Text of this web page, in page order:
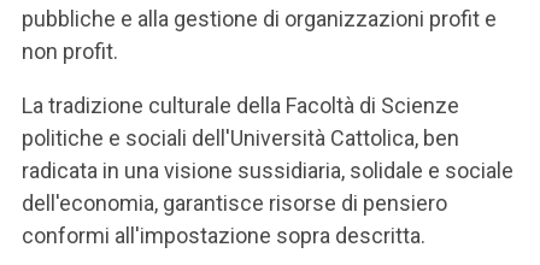
pubbliche e alla gestione di organizzazioni profit e
non profit.
La tradizione culturale della Facoltà di Scienze
politiche e sociali dell'Università Cattolica, ben
radicata in una visione sussidiaria, solidale e sociale
dell'economia, garantisce risorse di pensiero
conformi all'impostazione sopra descritta.